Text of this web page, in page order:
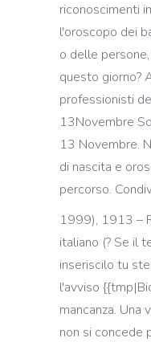
riconoscimenti
l'oroscopo dei
o delle
questo giorno?
professionisti
13Novembre
13 Novembre.
di nascita e
percorso.
1999), 1913 –
italiano (? Se il
inseriscilo tu
l'avviso
mancanza.
non si concede